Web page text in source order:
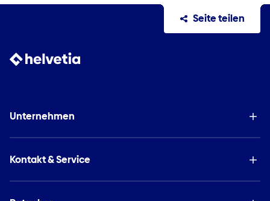
Seite teilen
Unternehmen
Kontakt & Service